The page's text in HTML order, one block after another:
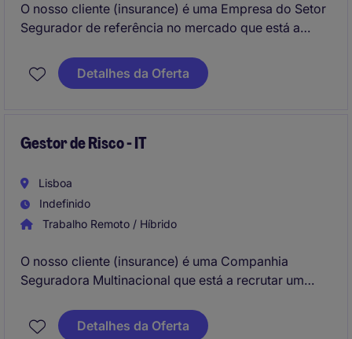
O nosso cliente (insurance) é uma Empresa do Setor
Segurador de referência no mercado que está a
escritórios em Lisboa (Lisbon). Irá realizar a gestão e
análise de sinistros em diversos ramos, apoio
com as diretrizes do Departamento Técnico.
Detalhes da Oferta
Gestor de Risco - IT
Lisboa
Indefinido
Trabalho Remoto / Híbrido
O nosso cliente (insurance) é uma Companhia
Seguradora Multinacional que está a recrutar um
Diretora de Gestão de Risco e Controlo. Vai ter a
Detalhes da Oferta